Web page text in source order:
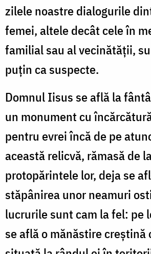
zilele noastre dialogurile
femei, altele decât cele în
familial sau al vecinătății,
puțin ca suspecte.
Domnul Iisus se află la
un monument cu
pentru evrei încă de pe
această relicvă, rămasă de
protopărintele lor, deja se
stăpânirea unor neamuri
lucrurile sunt cam la fel: pe
se află o mănăstire creștină